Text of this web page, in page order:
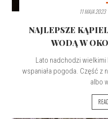
11 MAJA 2023
NAJLEPSZE
WODĄ W
Lato nadchodzi
wspaniała pogoda. Część z
albo